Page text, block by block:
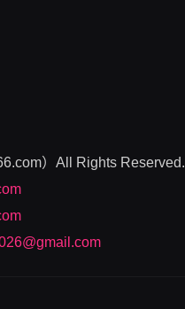
）All Rights Reserved.